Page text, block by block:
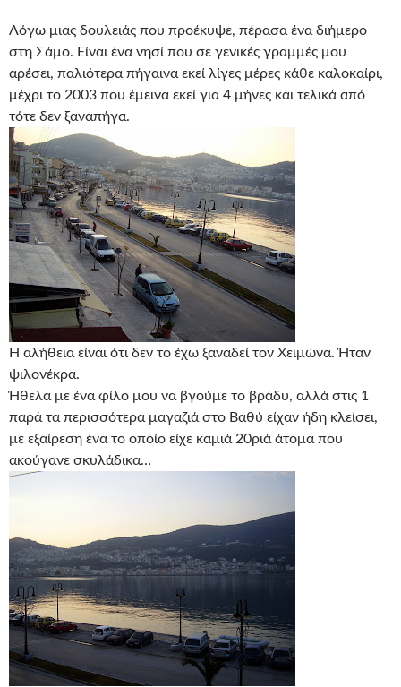
Λόγω μιας δουλειάς που προέκυψε, πέρασα ένα διήμερο
στη Σάμο. Είναι ένα νησί που σε γενικές γραμμές μου
αρέσει, παλιότερα πήγαινα εκεί λίγες μέρες κάθε καλοκαίρι,
μέχρι το 2003 που έμεινα εκεί για 4 μήνες και τελικά από
τότε δεν ξαναπήγα.
Η αλήθεια είναι ότι δεν το έχω ξαναδεί τον Χειμώνα. Ήταν
ψιλονέκρα.
Ήθελα με ένα φίλο μου να βγούμε το βράδυ, αλλά στις 1
παρά τα περισσότερα μαγαζιά στο Βαθύ είχαν ήδη κλείσει,
με εξαίρεση ένα το οποίο είχε καμιά 20ριά άτομα που
ακούγανε σκυλάδικα…